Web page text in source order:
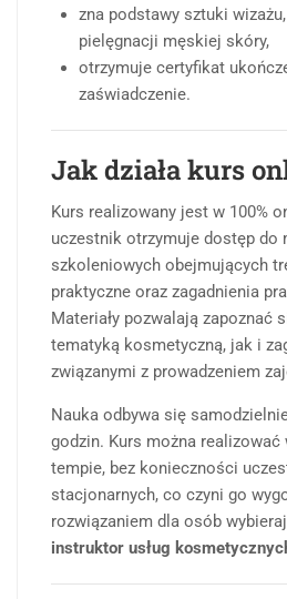
zna podstawy sztuki
pielęgnacji męskiej skóry,
otrzymuje certyfikat
zaświadczenie.
Jak działa kurs
Kurs realizowany jest w 100%
uczestnik otrzymuje dostęp do
szkoleniowych obejmujących
praktyczne oraz zagadnienia
Materiały pozwalają zapoznać
tematyką kosmetyczną, jak i
związanymi z prowadzeniem
Nauka odbywa się
godzin. Kurs można realizować
tempie, bez konieczności
stacjonarnych, co czyni go
rozwiązaniem dla osób
instruktor usług